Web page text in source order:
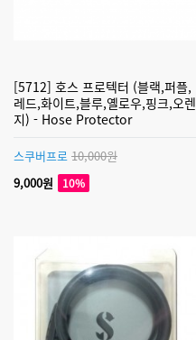
[5712] 호스 프로텍터 (블랙,퍼플,
레드,화이트,블루,옐로우,핑크,오렌
지) - Hose Protector
스쿠버프로 10,000원
9,000원
10%